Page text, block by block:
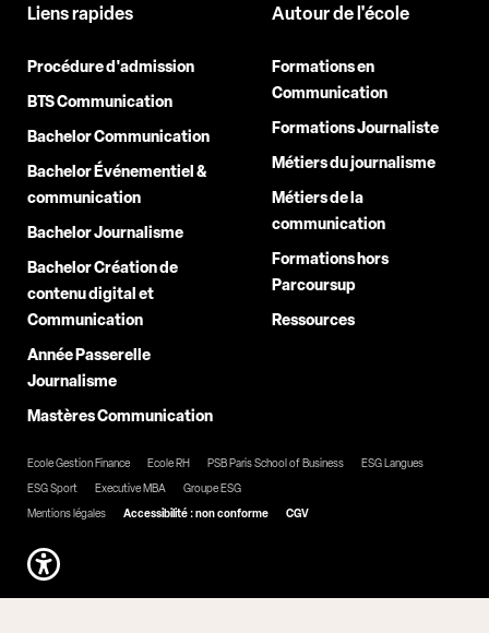
Liens rapides
Procédure d'admission
BTS Communication
Bachelor Communication
Bachelor Événementiel &
communication
Bachelor Journalisme
Bachelor Création de
contenu digital et
Communication
Année Passerelle
Journalisme
Mastères Communication
Autour de l'école
Formations en
Communication
Formations Journaliste
Métiers du journalisme
Métiers de la
communication
Formations hors
Parcoursup
Ressources
Ecole Gestion Finance Ecole RH PSB Paris School of Business
ESG Langues
ESG Sport
Executive MBA
Groupe ESG
Mentions légales
Accessibilité : non conforme CGV